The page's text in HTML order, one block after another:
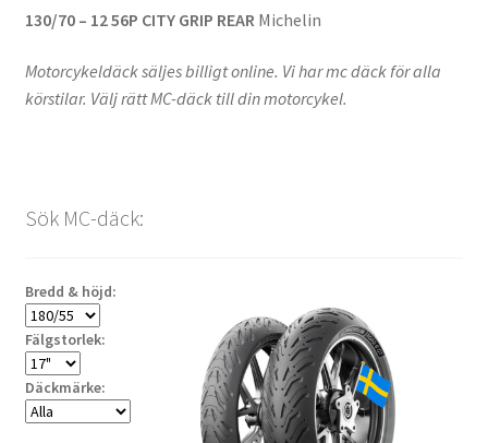
130/70 – 12 56P CITY GRIP REAR Michelin
Motorcykeldäck säljes billigt online. Vi har mc däck för alla
körstilar. Välj rätt MC-däck till din motorcykel.
Sök MC-däck:
Bredd & höjd:
Fälgstorlek:
Däckmärke: